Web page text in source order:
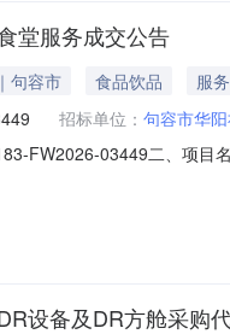
堂服务成交公告
句容市 食品饮品
服务
招标单位： 句容市华
FW2026-03449二、项目
（仅指食堂餐饮服务）项
设备及DR方舱采购